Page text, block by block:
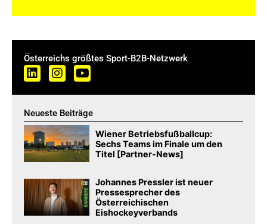
Österreichs größtes Sport-B2B-Netzwerk
Neueste Beiträge
Wiener Betriebsfußballcup:
Sechs Teams im Finale um den
Titel [Partner-News]
Johannes Pressler ist neuer
Pressesprecher des
Österreichischen
Eishockeyverbands